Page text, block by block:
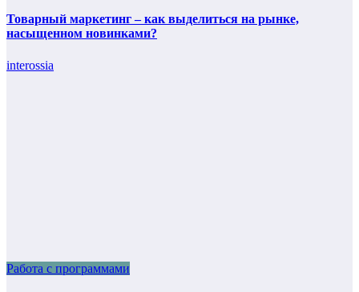
Товарный маркетинг – как выделиться на рынке,
насыщенном новинками?
interossia
Работа с программами